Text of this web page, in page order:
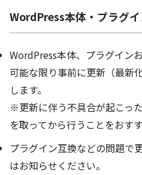
WordPress本体・プラグ
WordPress本体、プラグイン
可能な限り事前に更新（最新
します。
※更新に伴う不具合が起こっ
を取ってから行うことをおす
プラグイン互換などの問題で
はお知らせください。